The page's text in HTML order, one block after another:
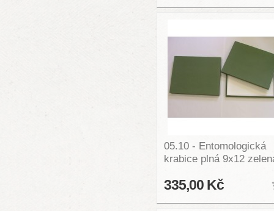
05.10 - Entomologická
krabice plná 9x12
335,00 Kč